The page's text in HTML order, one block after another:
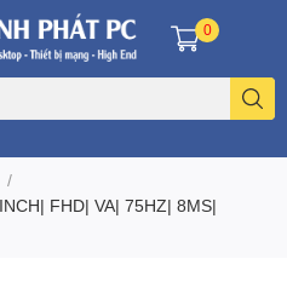
0
/
FHD| VA| 75HZ| 8MS|